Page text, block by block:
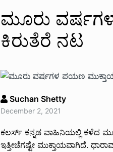
ಮೂರು
ಕಿರುತೆರೆ ನಟ
Suchan Shetty
December 2, 2021
ಕಲರ್ಸ್ ಕನ್ನಡ ವಾಹಿನಿಯಲ್ಲಿ ಕಳೆದ
ಇತ್ತೀಚೆಗಷ್ಟೇ ಮುಕ್ತಾಯವಾಗಿದೆ.